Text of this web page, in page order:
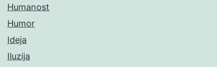
Humanost
Humor
Ideja
Iluzija